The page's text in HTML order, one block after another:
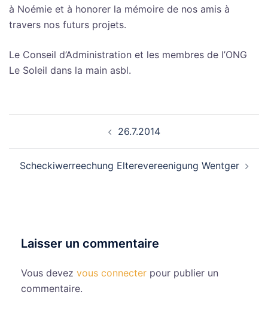
à Noémie et à honorer la mémoire de nos amis à
travers nos futurs projets.
Le Conseil d’Administration et les membres de l’ONG
Le Soleil dans la main asbl.
26.7.2014
Scheckiwerreechung Elterevereenigung Wentger
Laisser un commentaire
Vous devez vous connecter pour publier un
commentaire.